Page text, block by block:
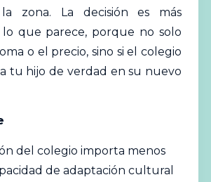
zona. La decisión es más
que parece, porque no solo
o el precio, sino si el colegio
tu hijo de verdad en su nuevo
del colegio importa menos
de adaptación cultural